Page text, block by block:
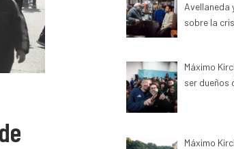
Avellaneda
sobre la
Máximo
ser dueños
Máximo